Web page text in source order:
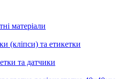
матеріали
(кліпси) та етикетки
та датчики